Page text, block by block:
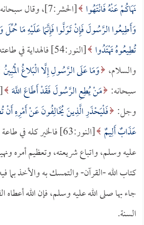
نَهَاكُمْ عَنْهُ فَانْتَهُوا [الحشر:7]، وقال سبحانه:
وَأَطِيعُوا الرَّسُولَ فَإِنْ تَوَلَّوا فَإِنَّمَا عَلَيْهِ مَا
تُطِيعُوهُ تَهْتَدُوا
[النور:54] فالهداية
والسلام، وَمَا عَلَى الرَّسُولِ إِلَّا الْبَلاغُ الْمُبِينُ
سبحانه: مَنْ يُطِعِ الرَّسُولَ فَقَدْ أَطَاعَ اللَّهَ
وجل: فَلْيَحْذَرِ الَّذِينَ يُخَالِفُونَ عَنْ أَمْرِهِ أَنْ
عَذَابٌ أَلِيمٌ
[النور:63] فالخير كله
عليه وسلم، واتباع شريعته، وتعظيم أمره
كتاب الله -القرآن- والتمسك به والأخذ بما
جاء بها صلى الله عليه وسلم، فإن الله
السنة.